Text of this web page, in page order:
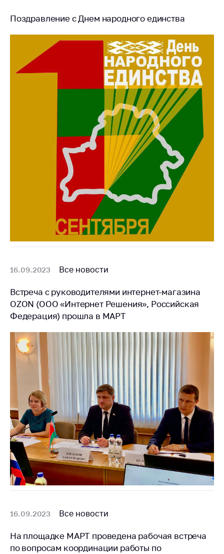
Общественное
проектов
Маркировка
товаров
Упрощение условий
ведения бизнеса
Рекомендации по
предотвращению
распространения
COVID-19 для
субъектов торговли,
общественного
питания, бытового
обслуживания
вопросам
антимонопольного
регулирования и
Поздравление с Днем народного единства
16.09.2023 Все новости
Встреча с руководителями интернет-магазина
OZON (ООО «Интернет Решения», Российская
Федерация) прошла в МАРТ
16.09.2023 Все новости
На площадке МАРТ проведена рабочая встреча
по вопросам координации работы по